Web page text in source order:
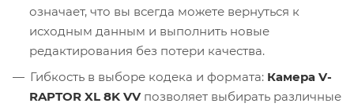
означает, что вы всегда можете вернуться к
исходным данным и выполнить новые
редактирования без потери качества.
Гибкость в выборе кодека и формата: Камера V-
RAPTOR XL 8K VV позволяет выбирать различные